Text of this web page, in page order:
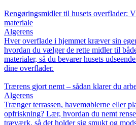
Rengøringsmidler til husets overflader:
materiale
Algerens
Hver overflade i hjemmet kræver sin
hvordan du vælger de rette midler til
materialer, så du bevarer husets
dine overflader.
Trærens gjort nemt – sådan klarer du
Algerens
Trænger terrassen, havemøblerne eller
opfriskning? Lær, hvordan du nemt
træværk, så det holder sig smukt og